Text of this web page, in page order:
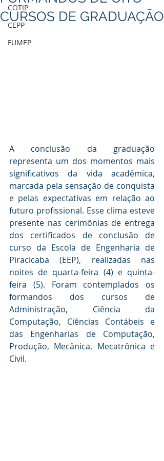
COTIP
CEPP
FUMEP
CURSOS DE GRADUAÇÃO
A conclusão da graduação
representa um dos momentos mais
significativos da vida acadêmica,
marcada pela sensação de conquista
e pelas expectativas em relação ao
futuro profissional. Esse clima esteve
presente nas cerimônias de entrega
dos certificados de conclusão de
curso da Escola de Engenharia de
Piracicaba (EEP), realizadas nas
noites de quarta-feira (4) e quinta-
feira (5). Foram contemplados os
formandos dos cursos de
Administração, Ciência da
Computação, Ciências Contábeis e
das Engenharias de Computação,
Produção, Mecânica, Mecatrônica e
Civil.